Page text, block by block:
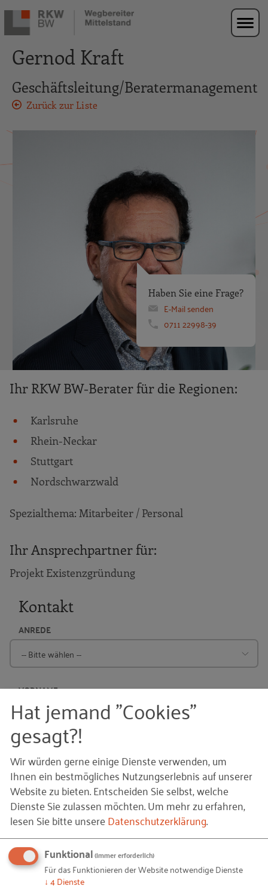
Zur Navigation springen
Zum Hauptinhalt springen
Gernod Kraft
Geschäftsleitung/Beratermanagement
Zurück zur Liste
Haben Sie eine Frage?
E-Mail senden
0711 22998-39
Ihr RKW BW-Berater für die Regionen:
Karlsruhe
Rhein-Neckar
Stuttgart
Nordschwarzwald
Spezialthema: Mitarbeiter / Personal
Ihr Ansprechpartner für:
Projekt Existenzgründung
Kontakt
ANREDE
VORNAME
NACHNAME
FIRMA (OPTIONAL)
E-MAIL
Hat jemand "Cookies"
gesagt?!
Wir würden gerne einige Dienste verwenden, um
Ihnen ein bestmögliches Nutzungserlebnis auf unserer
Website zu bieten. Entscheiden Sie selbst, welche
Dienste Sie zulassen möchten.Um mehr zu erfahren,
lesen Sie bitte unsereDatenschutzerklärung.
Funktional(immer erforderlich)
Für das Funktionieren der Website notwendige Dienste
↓ 4Dienste